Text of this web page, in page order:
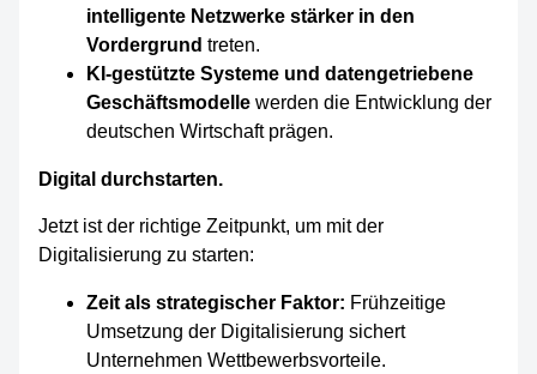
intelligente Netzwerke stärker in den
Vordergrund treten.
KI-gestützte Systeme und datengetriebene
Geschäftsmodellewerden die Entwicklung der
deutschen Wirtschaft prägen.
Digital durchstarten.
Jetzt ist der richtige Zeitpunkt, um mit der
Digitalisierung zu starten:
Zeit als strategischer Faktor: Frühzeitige
Umsetzung der Digitalisierung sichert
Unternehmen Wettbewerbsvorteile.